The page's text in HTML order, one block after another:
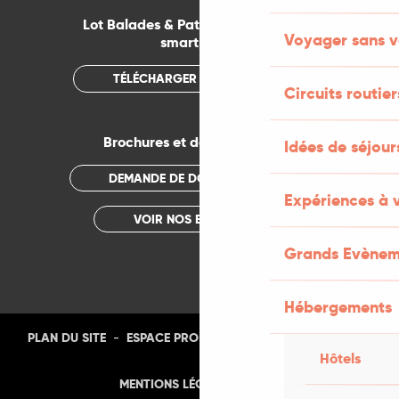
Voyager sans
Circuits
Idées de
Expériences à
Grands
Hébergements
Hôtels
Lot Balades & Patrimoines sur votre
smartphone
TÉLÉCHARGER L'APPLICATION
Brochures et documentations
DEMANDE DE DOCUMENTATION
VOIR NOS BROCHURES
PLAN DU SITE - ESPACE PRO - PHOTOTHÈQUE -
MENTIONS LÉGALES